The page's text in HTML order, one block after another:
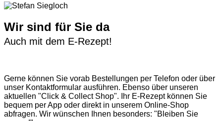
Wir sind für Sie da
Auch mit dem E-Rezept!
Gerne können Sie vorab Bestellungen per Telefon oder über
unser Kontaktformular ausführen. Ebenso über unseren
aktuellen "Click & Collect Shop". Ihr E-Rezept können Sie
bequem per App oder direkt in unserem Online-Shop
abfragen. Wir wünschen Ihnen besonders: "Bleiben Sie